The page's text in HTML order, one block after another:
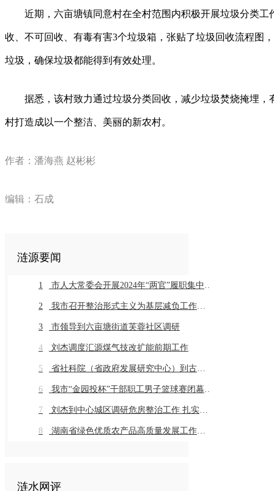
近期，六亩塘镇同意村在全村范围内积极开展垃圾分类工
收、不可回收、有毒有害3个垃圾箱，张贴了垃圾回收流程图
垃圾，确保垃圾都能得到有效处理。
据悉，该村致力通过垃圾分类回收，减少垃圾焚烧掩埋，
村打造成以一个整洁、美丽的新农村。
作者：潘海燕 赵彬彬
编辑：石成
涟源要闻
1 市人大常委会开展2024年“两官”履职集中评议
2 我市召开整治形式主义为基层减负工作推进会暨业务培训会议
3 市领导到六亩塘街道芙蓉社区调研
4 刘杰调度汇源煤气技改扩能前期工作
5 省社科院（省政府发展研究中心）到古仙界村调研乡村振兴工作
6 我市“金园投杯”干部职工男子篮球赛闭幕 市直组高新金园代表队 乡镇组桥头河镇代表队获得冠军
7 刘杰到中心城区调研危房整治工作 扎实推进危房整治工作 切实保障群众住房安全
8 湖南省绿色优质农产品高质量发展工作推进会在我市召开
涟水网评